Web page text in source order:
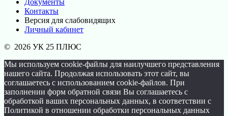
Документы
Контакты
Версия для слабовидящих
Личный кабинет
© 2026 УК 25 ПЛЮС
Мы используем cookie-файлы для наилучшего представления
нашего сайта. Продолжая использовать этот сайт, вы
соглашаетесь с использованием cookie-файлов. При
заполнении форм обратной связи Вы соглашаетесь с
обработкой ваших персональных данных, в соответствии с
Политикой в отношении обработки персональных данных